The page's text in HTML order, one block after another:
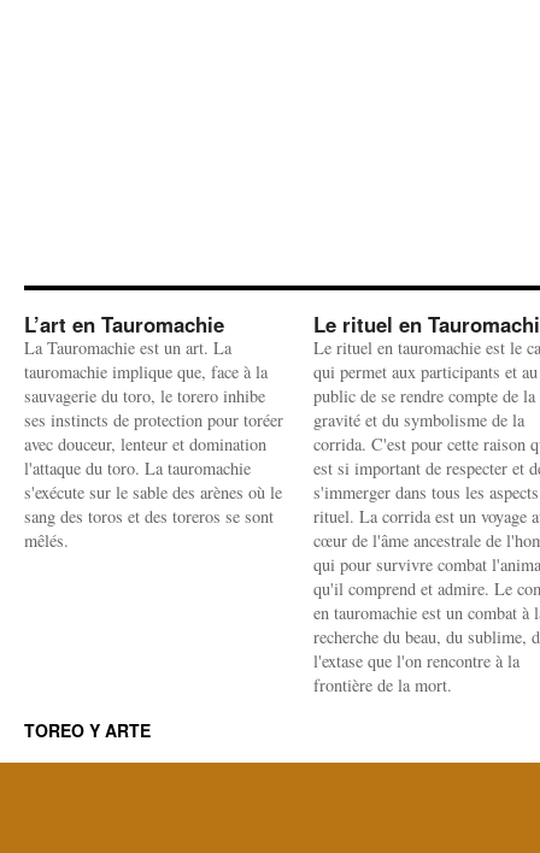
L’art en Tauromachie
La Tauromachie est un art. La
tauromachie implique que, face à la
sauvagerie du toro, le torero inhibe
ses instincts de protection pour toréer
avec douceur, lenteur et domination
l'attaque du toro. La tauromachie
s'exécute sur le sable des arènes où le
sang des toros et des toreros se sont
mêlés.
Le rituel en
Le rituel en tauromachie est le
qui permet aux participants et au
public de se rendre compte de la
gravité et du symbolisme de la
corrida. C'est pour cette raison
est si important de respecter et
s'immerger dans tous les
rituel. La corrida est un voyage
cœur de l'âme ancestrale de
qui pour survivre combat
qu'il comprend et admire. Le
en tauromachie est un combat à
recherche du beau, du sublime,
l'extase que l'on rencontre à la
frontière de la mort.
TOREO Y ARTE